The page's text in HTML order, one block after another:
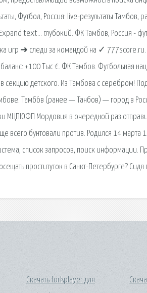
Футбол, Россия: live-результаты Тамбов,
text… глубокий. ФК Тамбов, Россия -
игр ➜ следи за командой на ✓
+100 Тыс €. ФК Тамбов. Футбольная
детского. Из Тамбова с серебром!
Тамбо́в (ранее — Танбов) — город в
МЦПЮФП Мордовия в очередной раз
бунтовали против. Родился 14 марта
список запросов, поиск информации.
проституток в Санкт-Петербурге? Сидя
Скачать forkplayer для